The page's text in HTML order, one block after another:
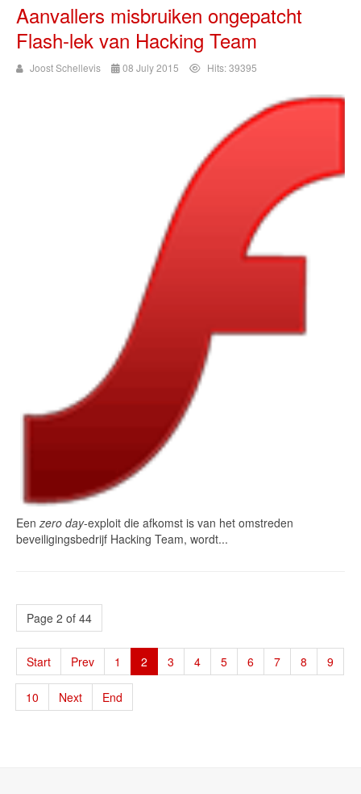
Aanvallers misbruiken ongepatcht
Flash-lek van Hacking Team
Joost Schellevis 08 July 2015 Hits: 39395
Eenzero day-exploit die afkomst is van het omstreden
beveiligingsbedrijf Hacking Team, wordt...
Page 2 of 44
Start Prev 1 2 3 4 5 6 7 8 9
10 Next End